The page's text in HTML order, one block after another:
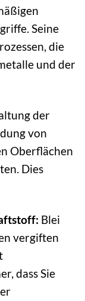
Seine
die
und der
der
von
Oberflächen
Dies
Blei
vergiften
dass Sie